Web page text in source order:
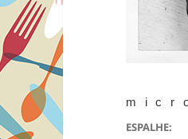
ESPALHE: